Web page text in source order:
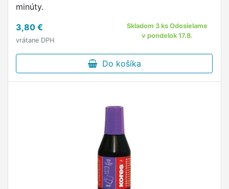
minúty.
3,80 €
vrátane DPH
Skladom 3 ks Odosielame
v pondelok 17.8.
Do košíka